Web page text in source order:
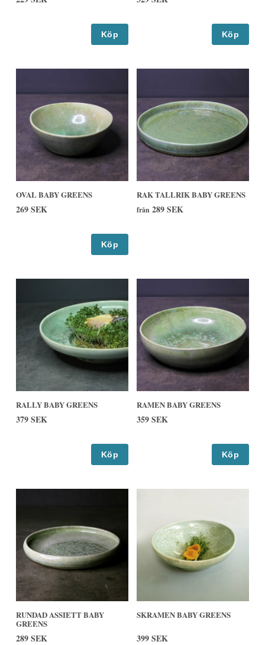
Köp Köp
OVAL BABY GREENS
269 SEK
Köp
RAK TALLRIK BABY GREENS
från 289 SEK
RALLY BABY GREENS
379 SEK
Köp
RAMEN BABY GREENS
359 SEK
Köp
RUNDAD ASSIETT BABY
GREENS
289 SEK
SKRAMEN BABY GREENS
399 SEK